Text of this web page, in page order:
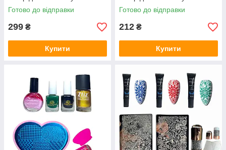
Готово до відправки
299 ₴
Купити
Готово до відправки
212 ₴
Купити